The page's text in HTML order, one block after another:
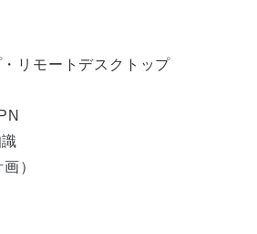
リモートデスクトップ
）